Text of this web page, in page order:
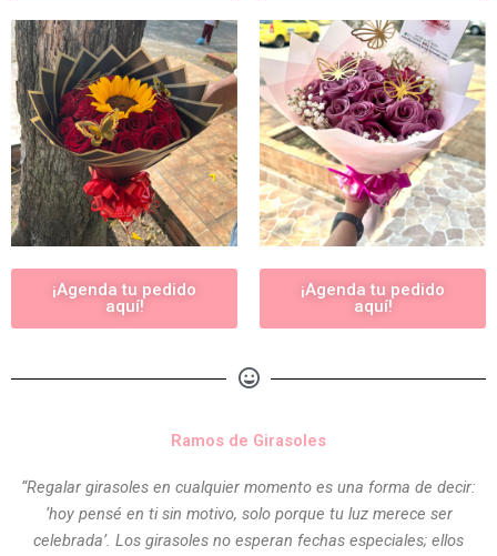
¡Agenda tu pedido
aquí!
¡Agenda tu pedido
aquí!
Ramos de Girasoles
“Regalar girasoles en cualquier momento es una forma de decir:
‘hoy pensé en ti sin motivo, solo porque tu luz merece ser
celebrada’. Los girasoles no esperan fechas especiales; ellos